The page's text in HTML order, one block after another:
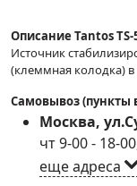
Описание Tantos
Источник
(клеммная колодка)
Самовывоз (пункты
Москва,
чт 9-00 - 18-
еще адреса